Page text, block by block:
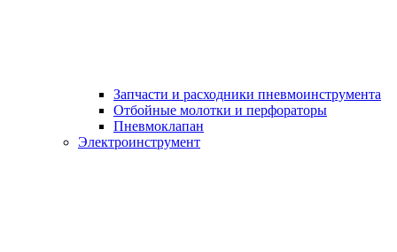
Запчасти и расходники пневмоинструмента
Отбойные молотки и перфораторы
Пневмоклапан
Электроинструмент